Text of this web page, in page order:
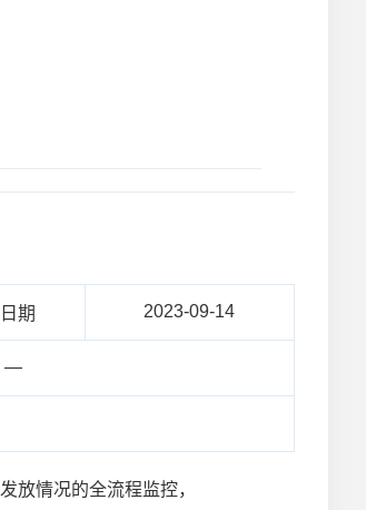
期 2023-09-14
—
情况的全流程监控，